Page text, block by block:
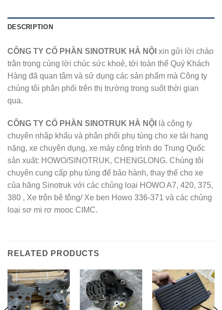
DESCRIPTION
CÔNG TY CỔ PHẦN SINOTRUK HÀ NỘI xin gửi lời chào
trân trọng cùng lời chúc sức khoẻ, tới toàn thể Quý Khách
Hàng đã quan tâm và sử dụng các sản phẩm mà Công ty
chúng tôi phân phối trên thị trường trong suốt thời gian
qua.
CÔNG TY CỔ PHẦN SINOTRUK HÀ NỘI
là công ty
chuyên nhập khẩu và phân phối phụ tùng cho xe tải hạng
nặng, xe chuyên dụng, xe máy công trình do Trung Quốc
sản xuất: HOWO/SINOTRUK, CHENGLONG. Chúng tôi
chuyên cung cấp phụ tùng để bảo hành, thay thế cho xe
của hãng Sinotruk với các chủng loại HOWO A7, 420, 375,
380 , Xe trộn bê tông/ Xe ben Howo 336-371 và các chủng
loại sơ mi rơ mooc CIMC.
RELATED PRODUCTS